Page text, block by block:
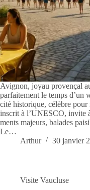
Avignon, joyau provençal
parfaitement le temps d’un
cité historique, célèbre
inscrit à l’UNESCO, invite
ments majeurs, balades
Le…
Arthur
30 janvier
Visite Vaucluse